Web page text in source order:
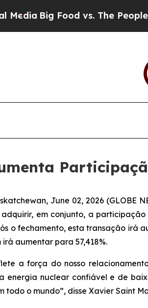
Big Food vs. The People. Big
June 02, 2026
em conjunto, a participação
o fechamento, esta transação irá
aumentar para 57,418%.
a força do nosso
energia nuclear confiável e de
todo o mundo”, disse Xavier Saint